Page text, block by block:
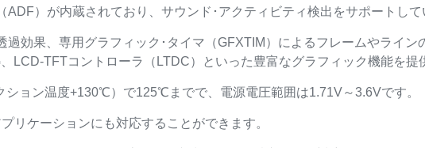
）が内蔵されており、サウンド･アクティビティ検出をサポートして
効果、専用グラフィック･タイマ（GFXTIM）によるフレームやライン
LCD-TFTコントローラ（LTDC）といった豊富なグラフィック機能を提
ョン温度+130℃）で125℃までで、電源電圧範囲は1.71V～3.6Vです。
リケーションにも対応することができます。